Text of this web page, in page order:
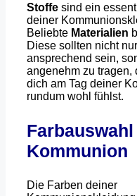
Stoffe sind ein
deiner
Beliebte Materialien
Diese sollten nicht
ansprechend sein,
angenehm zu tragen,
dich am Tag deiner
rundum wohl fühlst.
Kommunion
Die Farben deiner